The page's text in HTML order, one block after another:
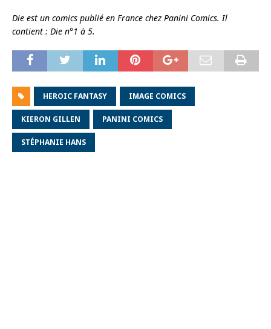
Die est un comics publié en France chez Panini Comics. Il
contient : Die n°1 à 5.
HEROIC FANTASY IMAGE COMICS
KIERON GILLEN PANINI COMICS
STÉPHANIE HANS